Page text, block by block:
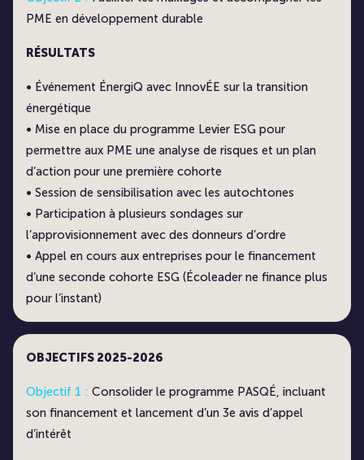
PME en développement durable
RÉSULTATS
• Événement ÉnergiQ avec InnovÉE sur la transition
énergétique
• Mise en place du programme Levier ESG pour
permettre aux PME une analyse de risques et un plan
d’action pour une première cohorte
• Session de sensibilisation avec les autochtones
• Participation à plusieurs sondages sur
l’approvisionnement avec des donneurs d’ordre
• Appel en cours aux entreprises pour le financement
d’une seconde cohorte ESG (Écoleader ne finance plus
pour l’instant)
OBJECTIFS 2025-2026
Objectif 1 : Consolider le programme PASQÉ, incluant
son financement et lancement d’un 3e avis d’appel
d’intérêt